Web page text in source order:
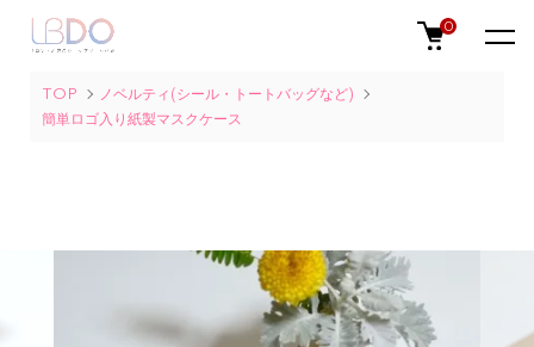
0
TOP
ノベルティ(シール・トートバッグなど)
簡単ロゴ入り紙製マスクケース